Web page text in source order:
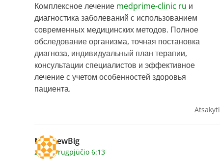
Комплексное лечение medprime-clinic ru и
диагностика заболеваний с использованием
современных медицинских методов. Полное
обследование организма, точная постановка
диагноза, индивидуальный план терапии,
консультации специалистов и эффективное
лечение с учетом особенностей здоровья
пациента.
Atsakyti
MatthewBig
2026 7 rugpjūčio 6:13